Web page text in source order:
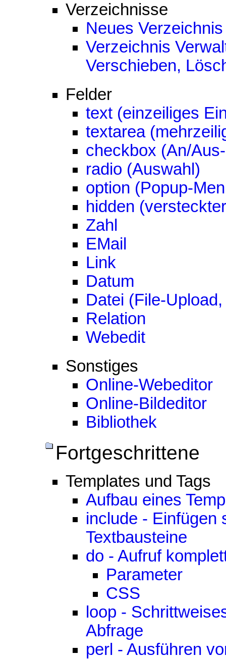
Verzeichnisse
Neues
Verzeichnis
Verschieben,
Felder
text (einzeiliges
textarea
checkbox (An/
radio (Auswahl)
option (Popup-
hidden
Zahl
EMail
Link
Datum
Datei (File-
Relation
Webedit
Sonstiges
Online-Webeditor
Online-Bildeditor
Bibliothek
Fortgeschrittene
Templates und Tags
Aufbau eines
include - Einfügen
Textbausteine
do - Aufruf
Parameter
CSS
loop -
Abfrage
perl - Ausführen